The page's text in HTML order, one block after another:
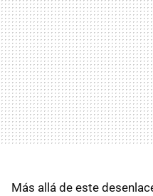
Más allá de este